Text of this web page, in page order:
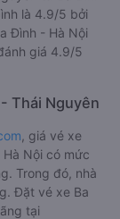
là 4.9/5 bởi
Đình - Hà Nội
giá 4.9/5
Thái Nguyên
, giá vé xe
Nội có mức
Trong đó, nhà
Đặt vé xe Ba
tại